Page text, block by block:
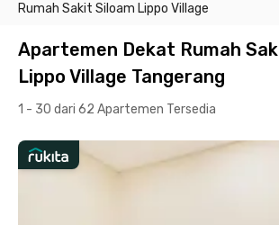
Rumah Sakit Siloam Lippo Village
Apartemen Dekat Rumah
Lippo Village Tangerang
1 - 30 dari 62 Apartemen Tersedia